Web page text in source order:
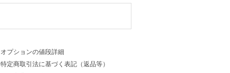
オプションの値段詳細
特定商取引法に基づく表記（返品等）